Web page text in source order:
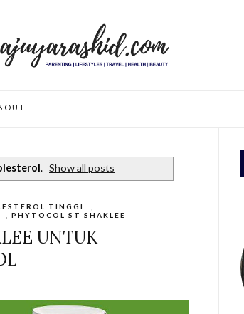
. Show all posts
TINGGI
,PHYTOCOL ST SHAKLEE
UNTUK